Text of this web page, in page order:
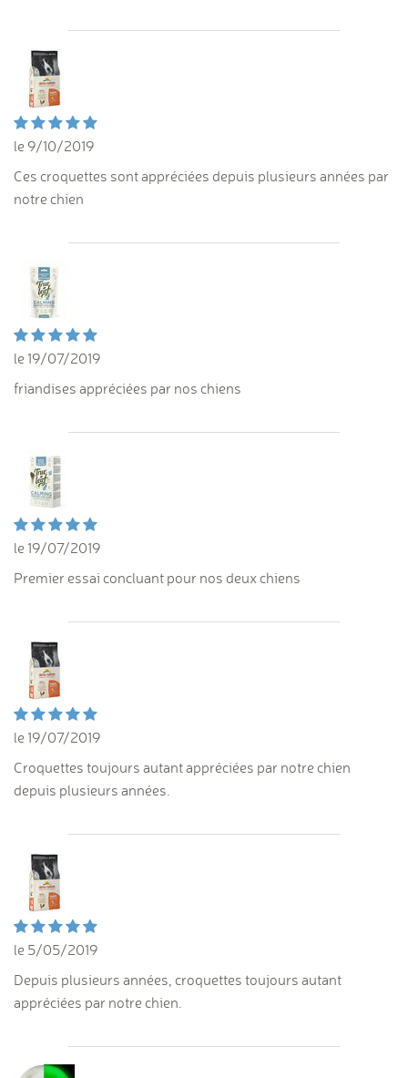
le 9/10/2019
Ces croquettes sont appréciées depuis plusieurs années par
notre chien
le 19/07/2019
friandises appréciées par nos chiens
le 19/07/2019
Premier essai concluant pour nos deux chiens
le 19/07/2019
Croquettes toujours autant appréciées par notre chien
depuis plusieurs années.
le 5/05/2019
Depuis plusieurs années, croquettes toujours autant
appréciées par notre chien.